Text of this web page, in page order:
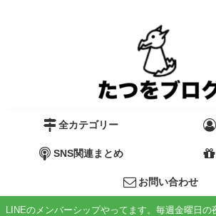
全カテゴリー
SNS関連まとめ
お問い合わせ
LINEのメンバーシップやってます。毎週金曜日の